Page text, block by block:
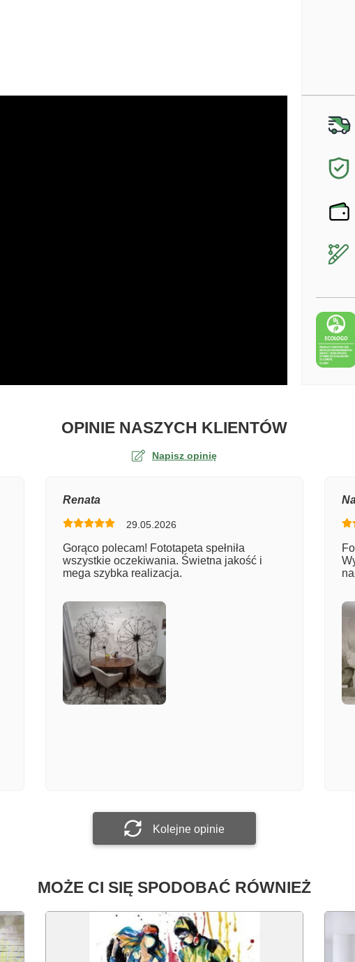
OPINIE NASZYCH KLIENTÓWO
Napisz opinię
Numer zamówienia
Załącz zdjęcie
Renata
29.05.2026
Gorąco polecam! Fototapeta spełniła
wszystkie oczekiwania. Świetna jakość i
mega szybka realizacja.
Kolejne opinie
MOŻE CI SIĘ SPODOBAĆ RÓWNIEŻ